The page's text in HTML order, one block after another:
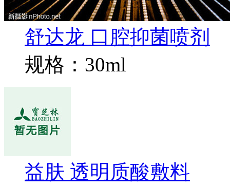
舒达龙 口腔抑菌喷剂
规格：30ml
益肤 透明质酸敷料